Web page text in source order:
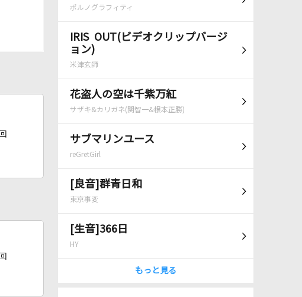
ポルノグラフィティ
IRIS OUT(ビデオクリップバージ
ョン)
米津玄師
花盗人の空は千紫万紅
サザキ&カリガネ(関智一&根本正勝)
サブマリンユース
reGretGirl
[良音]群青日和
東京事変
[生音]366日
HY
もっと見る
回
回